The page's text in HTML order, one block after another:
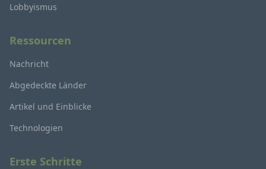
Lobbyismus
Ressourcen
Nachricht
Abgedeckte Länder
Artikel und Einblicke
Technologien
Erste Schritte